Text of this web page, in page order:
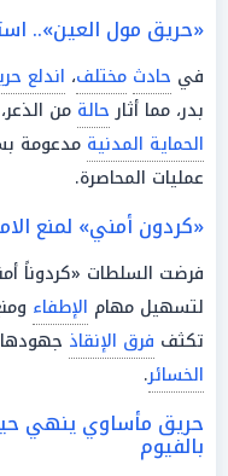
«حريق مول العين»..
في حادث مختلف، اندلع
بدر، مما أثارحالة من
الحماية المدنية مدعومة
عمليات المحاصرة.
«كردون أمني» لمنع
فرضت السلطات «كردوناً
لتسهيل مهام الإطفاء
تكثف فرق الإنقاذ
الخسائر.
حريق مأساوي ينهي
بالفيوم